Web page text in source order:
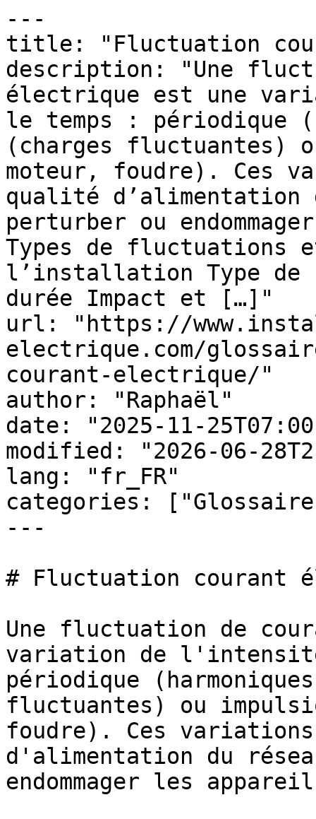
---
title: "Fluctuation
description: "Une
électrique est une
le temps : périodique
(charges fluctuantes)
moteur, foudre). Ces
qualité d’alimentation
perturber ou
Types de fluctuations
l’installation Type de
durée Impact et […]"
url: "https://
electrique.com/
courant-electrique/"
author: "Raphaël"
date: "2025-11-
modified: "2026-06-
lang: "fr_FR"
categories:
---
# Fluctuation courant
Une fluctuation de
variation de
périodique
fluctuantes) ou
foudre). Ces
d'alimentation du
endommager les